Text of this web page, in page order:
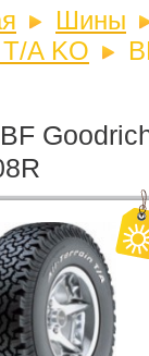
Шины
A KO